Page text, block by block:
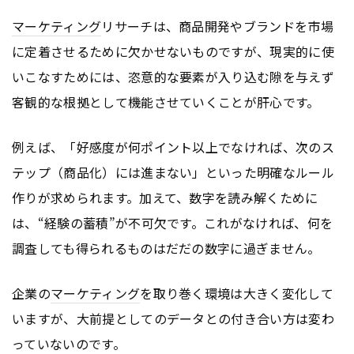
マーケティングリサーチは、商品開発やブランドを市場
に定着させるために欠かせないものですが、現実的に使
いこなすためには、恣意的な要素が入り込む隙を与えず
客観的な根拠として機能させていくことが肝心です。
例えば、「好感度が何ポイント以上でなければ、次のス
テップ（商品化）には進まない」といった明確なルール
作りが求められます。加えて、数字を読み解くために
は、“経験の蓄積”が不可欠です。これがなければ、何を
調査しても得られるものはだだの数字に過ぎません。
企業のマーケティングを取り巻く環境は大きく変化して
いますが、大前提としてのデータとの付き合い方は変わ
っていないのです。